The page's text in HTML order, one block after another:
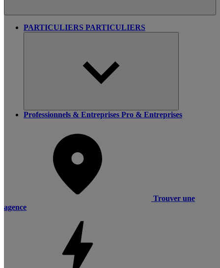
PARTICULIERS PARTICULIERS
Professionnels & Entreprises Pro & Entreprises
Trouver une
agence